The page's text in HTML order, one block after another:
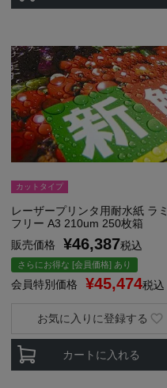
カットタイプ
レーザープリンタ用耐水紙 ラミ
フリー A3 210um 250枚箱
販売価格
¥46,387税込
さらにお得な [会員価格] あり
会員特別価格 ¥45,474税込
カートに入れる
お気に入りに登録する